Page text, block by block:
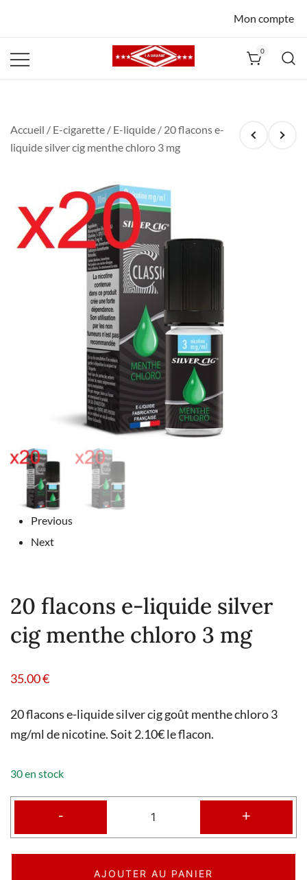
Mon compte
0
Accueil / E-cigarette / E-liquide / 20 flacons e-
liquide silver cig menthe chloro 3 mg
Previous
Next
20 flacons e-liquide silver
cig menthe chloro 3 mg
35.00€
20 flacons e-liquide silver cig goût menthe chloro 3
mg/ml de nicotine. Soit 2.10€ le flacon.
30 en stock
- +
AJOUTER AU PANIER